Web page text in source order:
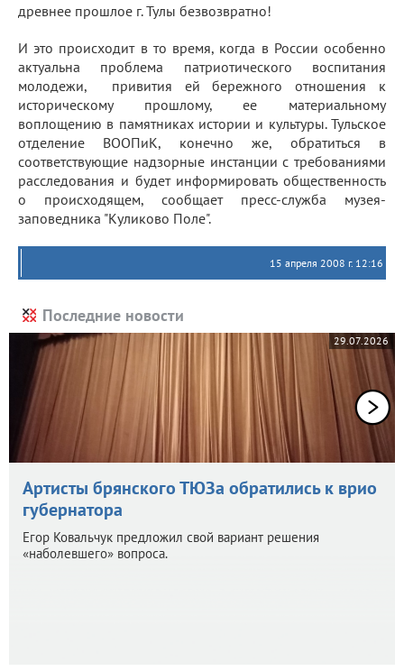
древнее прошлое г. Тулы безвозвратно!
И это происходит в то время, когда в России особенно
актуальна проблема патриотического воспитания
молодежи, привития ей бережного отношения к
историческому прошлому, ее материальному
воплощению в памятниках истории и культуры. Тульское
отделение ВООПиК, конечно же, обратиться в
соответствующие надзорные инстанции с требованиями
расследования и будет информировать общественность
о происходящем, сообщает пресс-служба музея-
заповедника "Куликово Поле".
15 апреля 2008 г. 12:16
Последние новости
29.07.2026
Артисты брянского ТЮЗа обратились к врио
губернатора
Егор Ковальчук предложил свой вариант решения
«наболевшего» вопроса.